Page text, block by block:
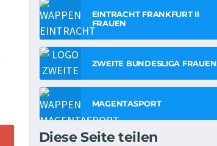
EINTRACHT FRANKFURT II
FRAUEN
ZWEITE BUNDESLIGA FRAUEN
MAGENTASPORT
Diese Seite teilen